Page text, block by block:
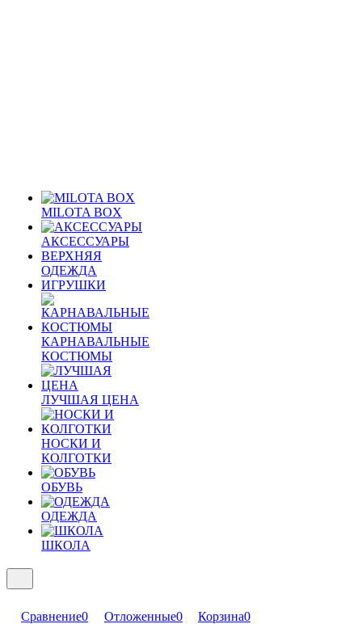
MILOTA BOX
АКСЕССУАРЫ
ВЕРХНЯЯ
ОДЕЖДА
ИГРУШКИ
КАРНАВАЛЬНЫЕ
КОСТЮМЫ
ЛУЧШАЯ ЦЕНА
НОСКИ И
КОЛГОТКИ
ОБУВЬ
ОДЕЖДА
ШКОЛА
Сравнение0 Отложенные0 Корзина0